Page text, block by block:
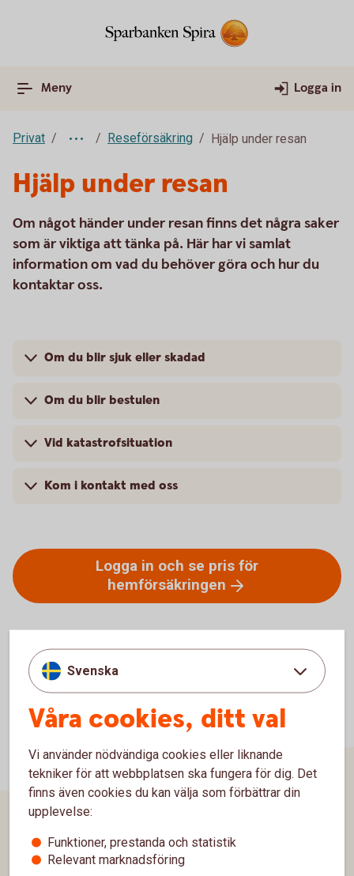
Meny Logga in
Privat Reseförsäkring Hjälp under resan
Hjälp under resan
Om något händer under resan finns det några saker
som är viktiga att tänka på. Här har vi samlat
information om vad du behöver göra och hur du
kontaktar oss.
Om du blir sjuk eller skadad
Om du blir bestulen
Vid katastrofsituation
Kom i kontakt med oss
Logga in och se pris för
hemförsäkringen
Svenska
Våra cookies, ditt val
Vi använder nödvändiga cookies eller liknande
tekniker för att webbplatsen ska fungera för dig. Det
finns även cookies du kan välja som förbättrar din
upplevelse:
Funktioner, prestanda och statistik
Relevant marknadsföring
Sidfot
Hitta snabbt